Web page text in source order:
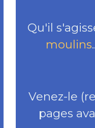
Qu'il
moulins
Venez-le
pages